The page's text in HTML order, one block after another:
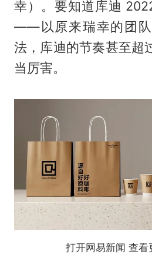
幸）。要知道库迪
——以原来瑞幸的团队
法，库迪的节奏甚至超
当厉害。
打开网易新闻 查看